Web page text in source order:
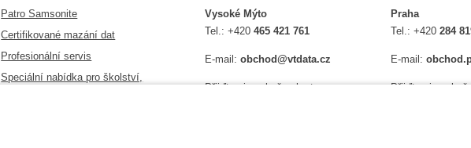
Patro Samsonite
Certifikované mazání dat
Profesionální servis
Speciální nabídka pro školství,
Vysoké Mýto
Tel.:+420465 421 761
E-mail:obchod@vtdata.cz
Přijďte si osobně vybrat:
Praha
Tel.:+420284
E-mail:
Přijďte si osobně